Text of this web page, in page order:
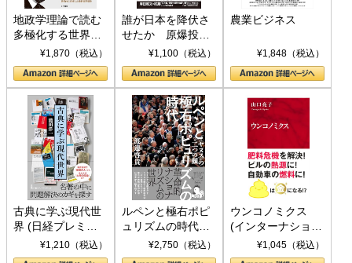
地政学理論で読む
多極化する世界：
トランプとBRICS
の挑戦
¥1,870（税込）
誰が日本を降伏さ
せたか 原爆投
下、ソ連参戦、そ
して聖断 (PHP新
書)
¥1,100（税込）
農業ビジネス
¥1,848（税込）
古典に学ぶ現代世
界 (日経プレミア
シリーズ)¥1,210（税込）
ルペンと極右ポピ
ュリズムの時代：
〈ヤヌス〉の二つ
の顔
¥2,750（税込）
ウンコノミクス
(インターナショナ
ル新書)¥1,045（税込）